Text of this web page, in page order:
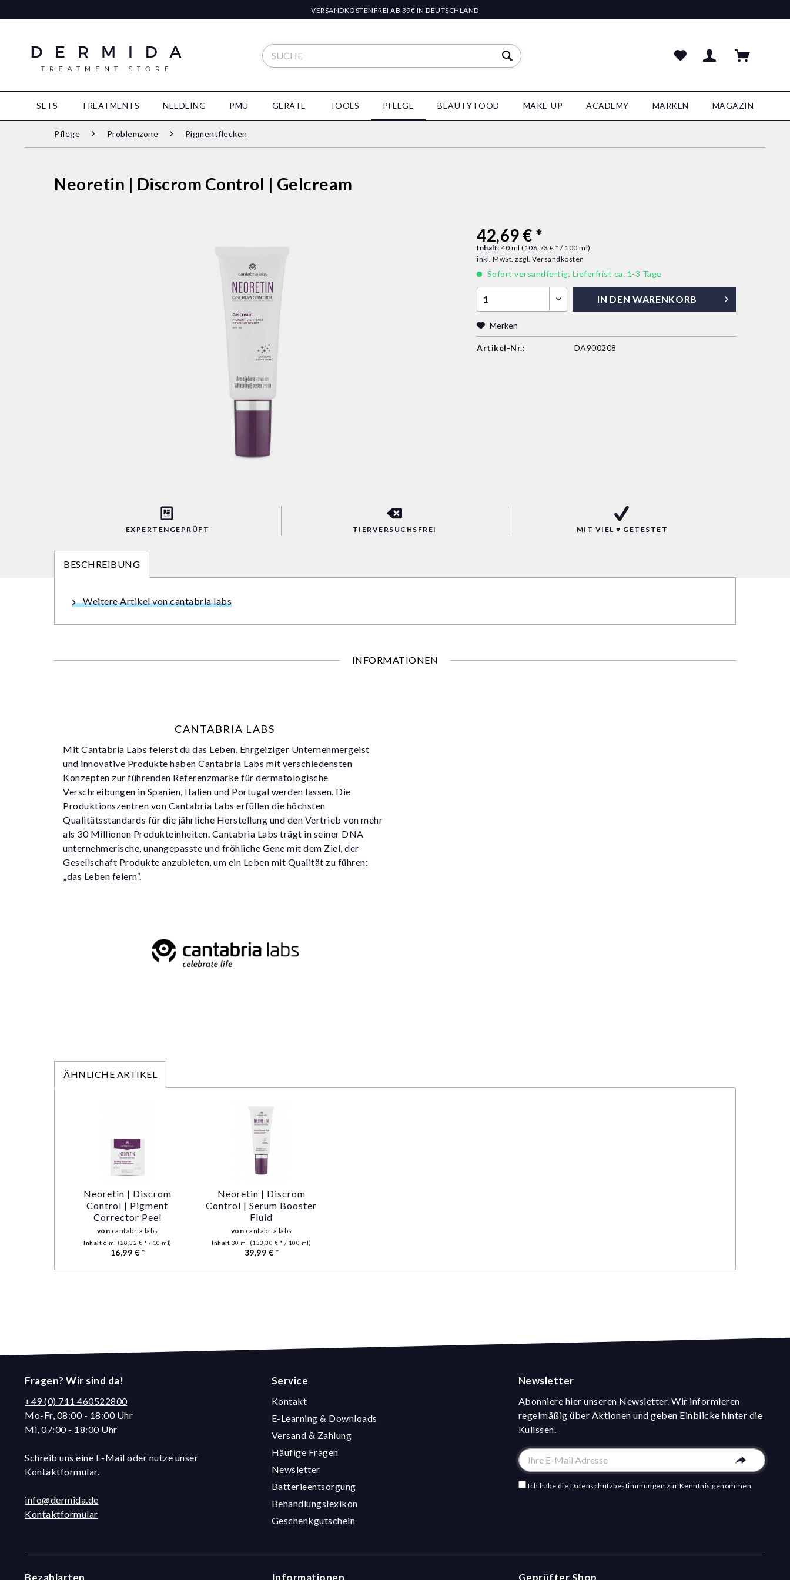
VERSANDKOSTENFREI AB 39€ IN DEUTSCHLAND
SETS TREATMENTS NEEDLING PMU GERÄTE TOOLS PFLEGE BEAUTY FOOD MAKE-UP ACADEMY MARKEN MAGAZIN
Pflege Problemzone Pigmentflecken
Neoretin | Discrom Control | Gelcream
42,69 € *
Inhalt:40 ml (106,73 € * / 100 ml)
inkl. MwSt.zzgl. Versandkosten
Sofort versandfertig, Lieferfrist ca. 1-3 Tage
IN DEN WARENKORB
Merken
Artikel-Nr.: DA900208
EXPERTENGEPRÜFT TIERVERSUCHSFREI MIT VIEL ♥ GETESTET
BESCHREIBUNG
Weitere Artikel von cantabria labs
INFORMATIONEN
CANTABRIA LABS
Mit Cantabria Labs feierst du das Leben. Ehrgeiziger Unternehmergeist
und innovative Produkte haben Cantabria Labs mit verschiedensten
Konzepten zur führenden Referenzmarke für dermatologische
Verschreibungen in Spanien, Italien und Portugal werden lassen. Die
Produktionszentren von Cantabria Labs erfüllen die höchsten
Qualitätsstandards für die jährliche Herstellung und den Vertrieb von mehr
als 30 Millionen Produkteinheiten. Cantabria Labs trägt in seiner DNA
unternehmerische, unangepasste und fröhliche Gene mit dem Ziel, der
Gesellschaft Produkte anzubieten, um ein Leben mit Qualität zu führen:
„das Leben feiern“.
ÄHNLICHE ARTIKEL
Neoretin | Discrom
Control | Pigment
Corrector Peel
von cantabria labs
Inhalt 6 ml (28,32 € * / 10 ml)
16,99 € *
Neoretin | Discrom
Control | Serum Booster
Fluid
von cantabria labs
Inhalt 30 ml (133,30 € * / 100 ml)
39,99 € *
Fragen? Wir sind da!
+49 (0) 711 460522800
Mo-Fr, 08:00 - 18:00 Uhr
Mi, 07:00 - 18:00 Uhr
Schreib uns eine E-Mail oder nutze unser
Kontaktformular.
info@dermida.de
Kontaktformular
Service
Kontakt
E-Learning & Downloads
Versand & Zahlung
Häufige Fragen
Newsletter
Batterieentsorgung
Behandlungslexikon
Geschenkgutschein
Newsletter
Abonniere hier unseren Newsletter. Wir informieren
regelmäßig über Aktionen und geben Einblicke hinter die
Kulissen.
Ich habe die Datenschutzbestimmungen zur Kenntnis genommen.
Bezahlarten Informationen Geprüfter Shop